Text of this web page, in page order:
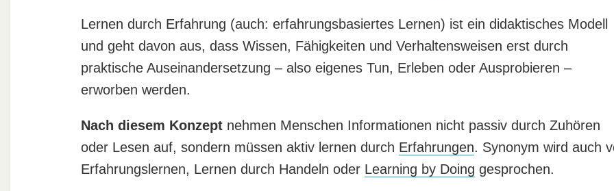
Lernen durch Erfahrung (auch: erfahrungsbasiertes Lernen) ist ein didaktisches Modell
und geht davon aus, dass Wissen, Fähigkeiten und Verhaltensweisen erst durch
praktische Auseinandersetzung – also eigenes Tun, Erleben oder Ausprobieren –
erworben werden.
Nach diesem Konzeptnehmen Menschen Informationen nicht passiv durch Zuhören
oder Lesen auf, sondern müssen aktiv lernen durch Erfahrungen. Synonym wird auch
Erfahrungslernen, Lernen durch Handeln oder Learning by Doing gesprochen.